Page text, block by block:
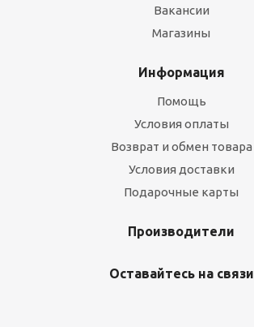
Вакансии
Магазины
Информация
Помощь
Условия оплаты
Возврат и обмен товара
Условия доставки
Подарочные карты
Производители
Оставайтесь на связи